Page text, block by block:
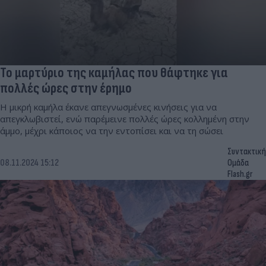
Το μαρτύριο της καμήλας που θάφτηκε για
πολλές ώρες στην έρημο
Η μικρή καμήλα έκανε απεγνωσμένες κινήσεις για να
απεγκλωβιστεί, ενώ παρέμεινε πολλές ώρες κολλημένη στην
άμμο, μέχρι κάποιος να την εντοπίσει και να τη σώσει
08.11.2024 15:12
Συντακτική
Ομάδα
Flash.gr